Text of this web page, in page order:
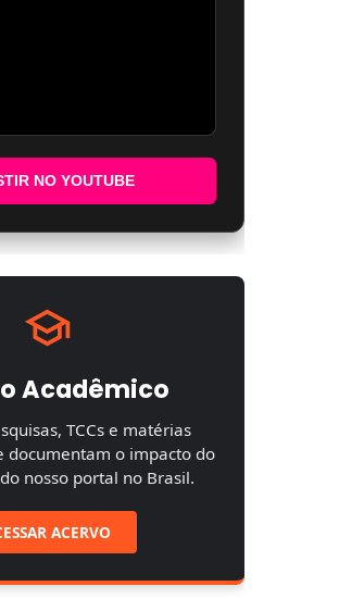
NO YOUTUBE
Acadêmico
TCCs e matérias
documentam o impacto do
nosso portal no Brasil.
ACERVO